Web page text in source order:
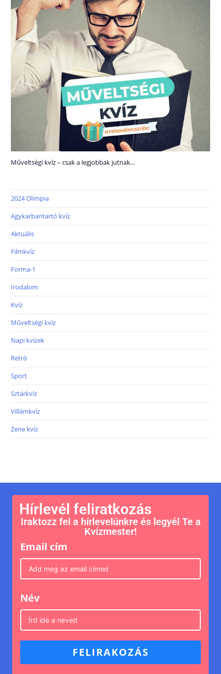
Műveltségi kvíz – csak a legjobbak jutnak…
2024 Olimpia
Agykarbantartó kvíz
Aktuális
Filmkvíz
Forma-1
Irodalom
Kvíz
Műveltségi kvíz
Napi kvízek
Retró
Sport
Sztárkvíz
Villámkvíz
Zene kvíz
Hírlevél feliratkozás
Iraktozz fel a hírlevelünkre és legyél Te a
Kvízmester!
Email cím
Név
FELIRAKOZÁS